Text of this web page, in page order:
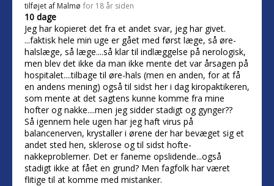
tilføjet af Malmø for 18 år siden
10 dage
Jeg har kopieret det fra et andet svar, jeg har givet.
...faktisk hele min uge er gået med først læge, så øre-
halslæge, så læge....så klar til indlæggelse på nerologisk,
men blev det ikke da man ikke mente det var årsagen på
hospitalet....tilbage til øre-hals (men en anden, for at få
en andens mening) også til sidst her i dag kiropaktikeren,
som mente at det sagtens kunne komme fra mine
hofter og nakke....men jeg sidder stadigt og gynger??
Så igennem hele ugen har jeg haft virus på
balancenerven, krystaller i ørene der har bevæget sig et
andet sted hen, sklerose og til sidst hofte-
nakkeproblemer. Det er faneme opslidende...også
stadigt ikke at fået en grund? Men fagfolk har været
flitige til at komme med mistanker.